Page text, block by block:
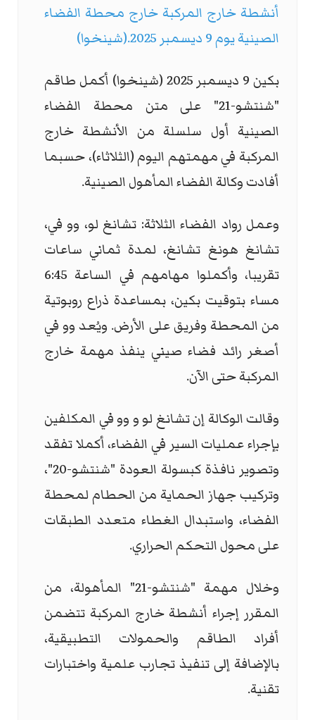
أنشطة خارج المركبة خارج محطة الفضاء
الصينية يوم 9 ديسمبر 2025.(شينخوا)
بكين 9 ديسمبر 2025 (شينخوا) أكمل طاقم
"شنتشو-21" على متن محطة الفضاء
الصينية أول سلسلة من الأنشطة خارج
المركبة في مهمتهم اليوم (الثلاثاء)، حسبما
أفادت وكالة الفضاء المأهول الصينية.
وعمل رواد الفضاء الثلاثة: تشانغ لو، وو في،
تشانغ هونغ تشانغ، لمدة ثماني ساعات
تقريبا، وأكملوا مهامهم في الساعة 6:45
مساء بتوقيت بكين، بمساعدة ذراع روبوتية
من المحطة وفريق على الأرض. ويُعد وو في
أصغر رائد فضاء صيني ينفذ مهمة خارج
المركبة حتى الآن.
وقالت الوكالة إن تشانغ لو و وو في المكلفين
بإجراء عمليات السير في الفضاء، أكملا تفقد
وتصوير نافذة كبسولة العودة "شنتشو-20"،
وتركيب جهاز الحماية من الحطام لمحطة
الفضاء، واستبدال الغطاء متعدد الطبقات
على محول التحكم الحراري.
وخلال مهمة "شنتشو-21" المأهولة، من
المقرر إجراء أنشطة خارج المركبة تتضمن
أفراد الطاقم والحمولات التطبيقية،
بالإضافة إلى تنفيذ تجارب علمية واختبارات
تقنية.